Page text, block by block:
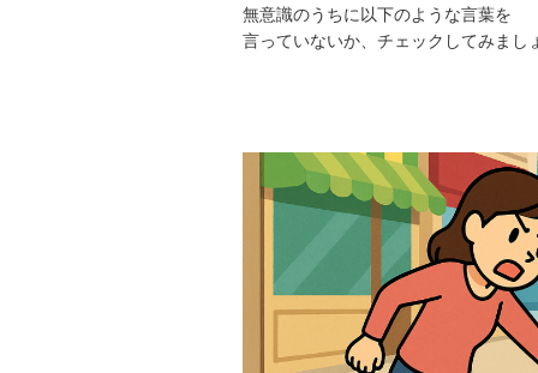
無意識のうちに以下のような言葉を
言っていないか、チェックしてみまし